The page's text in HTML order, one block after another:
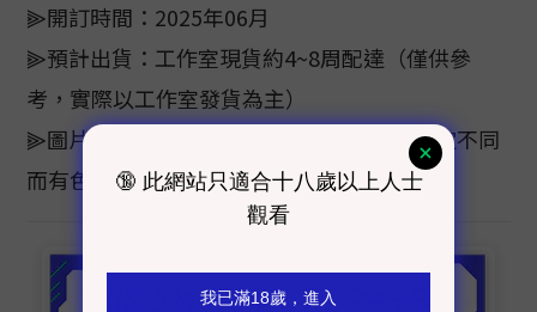
⫸開訂時間：2025年06月
⫸預計出貨：工作室現貨約4~8周配達（僅供參
考，實際以工作室發貨為主）
⫸圖片顏色僅供參考，色樣會因電腦螢幕設定不同
而有色差，顏色以實際商品為主